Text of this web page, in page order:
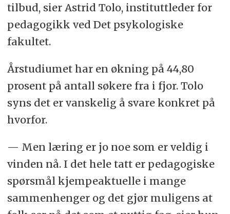
tilbud, sier Astrid Tolo, instituttleder for
pedagogikk ved Det psykologiske
fakultet.
Årstudiumet har en økning på 44,80
prosent på antall søkere fra i fjor. Tolo
syns det er vanskelig å svare konkret på
hvorfor.
— Men læring er jo noe som er veldig i
vinden nå. I det hele tatt er pedagogiske
spørsmål kjempeaktuelle i mange
sammenhenger og det gjør muligens at